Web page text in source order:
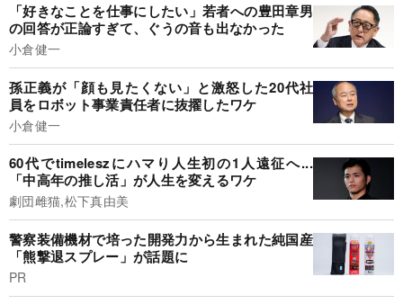
「好きなことを仕事にしたい」若者への豊田章男
の回答が正論すぎて、ぐうの音も出なかった
小倉健一
孫正義が「顔も見たくない」と激怒した20代社
員をロボット事業責任者に抜擢したワケ
小倉健一
60代でtimeleszにハマり人生初の1人遠征へ...
「中高年の推し活」が人生を変えるワケ
劇団雌猫,松下真由美
警察装備機材で培った開発力から生まれた純国産
「熊撃退スプレー」が話題に
PR